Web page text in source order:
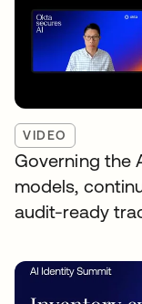
VIDEO
Governing the
models,
audit-ready